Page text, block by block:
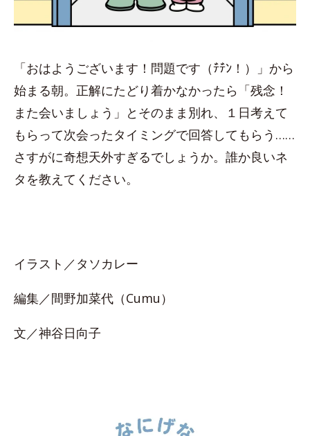
「おはようございます！問題です（ﾃ゙ﾃ゙ﾝ！）」から
始まる朝。正解にたどり着かなかったら「残念！
また会いましょう」とそのまま別れ、１日考えて
もらって次会ったタイミングで回答してもらう……
さすがに奇想天外すぎるでしょうか。誰か良いネ
タを教えてください。
イラスト／タソカレー
編集／間野加菜代（Cumu）
文／神谷日向子